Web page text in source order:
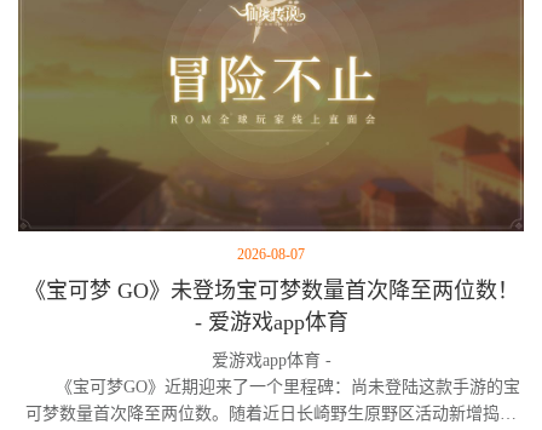
2026-08-07
《宝可梦 GO》未登场宝可梦数量首次降至两位数！
- 爱游戏app体育
爱游戏app体育 -
《宝可梦GO》近期迎来了一个里程碑：尚未登陆这款手游的宝
可梦数量首次降至两位数。随着近日长崎野生原野区活动新增捣蛋